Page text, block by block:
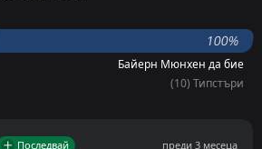
да отбележат
2.5
е първенец на
следва възможност за
100%
Байерн Мюнхен да бие
(10) Типстъри
Последвай преди 3 месеца